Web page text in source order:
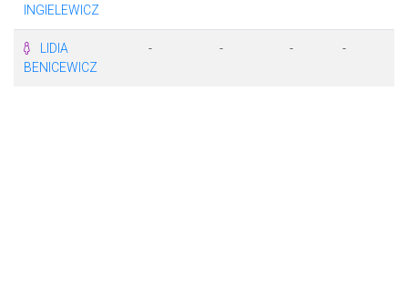
INGIELEWICZ
LIDIA
BENICEWICZ
- - - -